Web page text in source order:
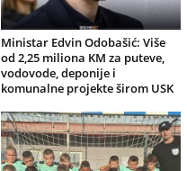
Ministar Edvin Odobašić: Više
od 2,25 miliona KM za puteve,
vodovode, deponije i
komunalne projekte širom USK